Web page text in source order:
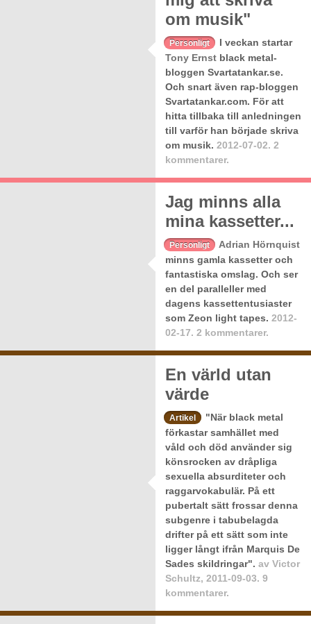
om musik"
Personligt
I veckan startar
Tony Ernst black metal-
bloggen Svartatankar.se.
Och snart även rap-bloggen
Svartatankar.com. För att
hitta tillbaka till anledningen
till varför han började skriva
om musik. 2012-07-02. 2
kommentarer.
Jag minns alla
mina kassetter...
Personligt
Adrian Hörnquist
minns gamla kassetter och
fantastiska omslag. Och ser
en del paralleller med
dagens kassettentusiaster
som Zeon light tapes. 2012-
02-17. 2 kommentarer.
En värld utan
värde
Artikel
"När black metal
förkastar samhället med
våld och död använder sig
könsrocken av dråpliga
sexuella absurditeter och
raggarvokabulär. På ett
pubertalt sätt frossar denna
subgenre i tabubelagda
drifter på ett sätt som inte
ligger långt ifrån Marquis De
Sades skildringar". av Victor
Schultz, 2011-09-03. 9
kommentarer.